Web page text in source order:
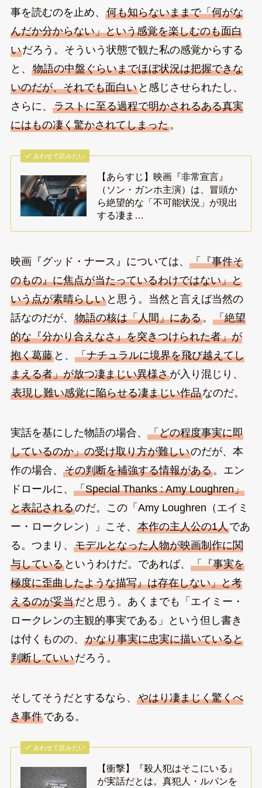
事を読むのを止め、 何も知らないままで「何がな
んだか分からない」という感覚を楽しむのも面白
いだろう。そういう状態で観た私の感覚からする
と、 物語の中盤ぐらいまでほぼ状況は把握できな
いのだが、それでも面白いと感じさせられたし、
さらに、 ラストに至る過程で明かされるある真実
にはもの凄く驚かされてしまった。
あわせて読みたい
【あらすじ】映画『非常宣言』
（ソン・ガンホ主演）は、冒頭か
ら絶望的な「不可能状況」が現出
する凄ま…
映画『グッド・ナース』については、 「『事件そ
のもの』に焦点が当たっているわけではない」と
いう点が素晴らしいと思う。当然と言えば当然の
話なのだが、 物語の核は「人間」にある。 「絶望
的な『分かり合えなさ』を突きつけられた者」が
抱く葛藤と、 「ナチュラルに境界を飛び越えてし
まえる者」が放つ凄まじい異様さが入り混じり、
表現し難い感覚に陥らせる凄まじい作品なのだ。
実話を基にした物語の場合、 「どの程度事実に即
しているのか」の受け取り方が難しいのだが、本
作の場合、 その判断を補強する情報がある。エン
ドロールに、 「Special Thanks : Amy Loughren」
と表記されるのだ。この「Amy Loughren（エイミ
ー・ロークレン）」こそ、 本作の主人公の1人であ
る。つまり、 モデルとなった人物が映画制作に関
与しているというわけだ。であれば、 「『事実を
極度に歪曲したような描写』は存在しない」と考
えるのが妥当だと思う。あくまでも「エイミー・
ロークレンの主観的事実である」という但し書き
は付くものの、 かなり事実に忠実に描いていると
判断していいだろう。
そしてそうだとするなら、 やはり凄まじく驚くべ
き事件である。
あわせて読みたい
【衝撃】『殺人犯はそこにいる』
が実話だとは。真犯人・ルパンを